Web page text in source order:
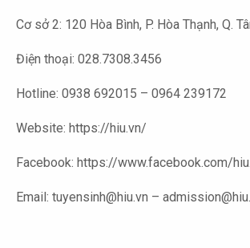
Cơ sở 2: 120 Hòa Bình, P. Hòa Thạnh, Q.
Điện thoại: 028.7308.3456
Hotline: 0938 692015 – 0964 239172
Website: https://hiu.vn/
Facebook: https://www.facebook.com/
Email: tuyensinh@hiu.vn –